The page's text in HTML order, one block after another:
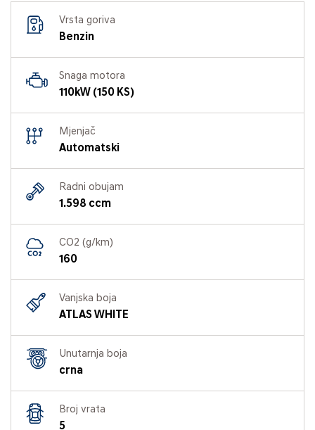
Vrsta goriva
Benzin
Snaga motora
110kW (150 KS)
Mjenjač
Automatski
Radni obujam
1.598 ccm
CO2 (g/km)
160
Vanjska boja
ATLAS WHITE
Unutarnja boja
crna
Broj vrata
5